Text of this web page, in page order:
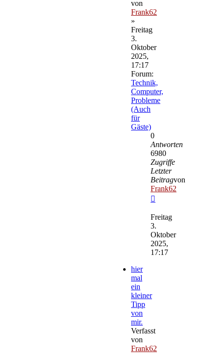
von
Frank62
»
Freitag
3.
Oktober
2025,
17:17
Forum:
Technik,
Computer,
Probleme
(Auch
für
Gäste)
0
Antworten
6980
Zugriffe
Letzter
Beitragvon
Frank62
Beitrag
Freitag
3.
Oktober
2025,
17:17
hier
mal
ein
kleiner
Tipp
von
mir.
Verfasst
von
Frank62